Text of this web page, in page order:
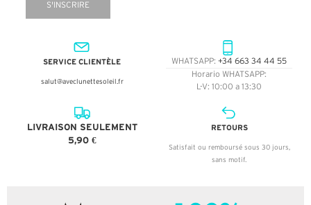
S'INSCRIRE
SERVICE CLIENTÈLE
salut@aveclunettesoleil.fr
WHATSAPP: +34 663 34 44 55
Horario WHATSAPP:
L-V: 10:00 a 13:30
LIVRAISON SEULEMENT
5,90 €
RETOURS
Satisfait ou remboursé sous 30 jours,
sans motif.